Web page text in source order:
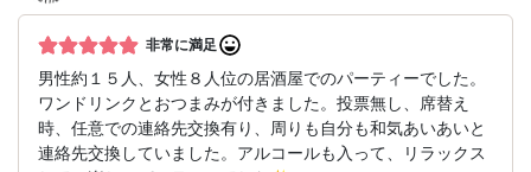
非常に満足
男性約１５人、女性８人位の居酒屋でのパーティーでした。
ワンドリンクとおつまみが付きました。投票無し、席替え
時、任意での連絡先交換有り、周りも自分も和気あいあいと
連絡先交換していました。アルコールも入って、リラックス